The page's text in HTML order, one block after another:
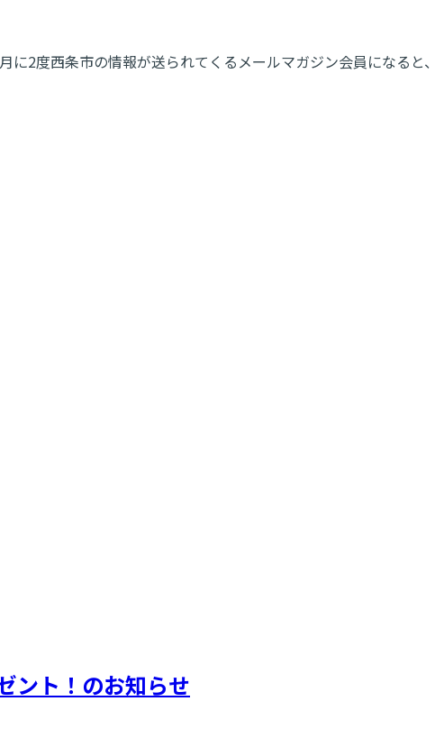
2度西条市の情報が送られてくるメールマガジン会員になると
ント！のお知らせ